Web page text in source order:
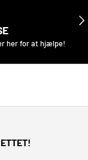
her for at hjælpe!